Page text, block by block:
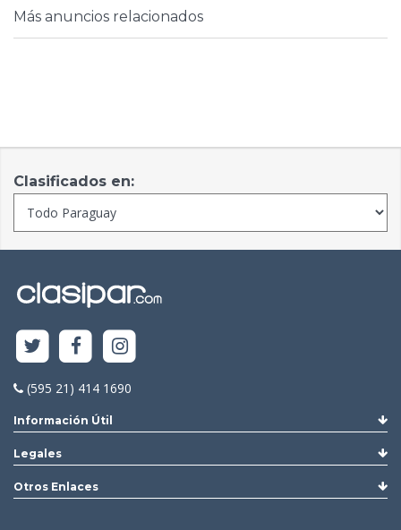
Más anuncios relacionados
Clasificados en:
(595 21) 414 1690
Información Útil
Legales
Otros Enlaces